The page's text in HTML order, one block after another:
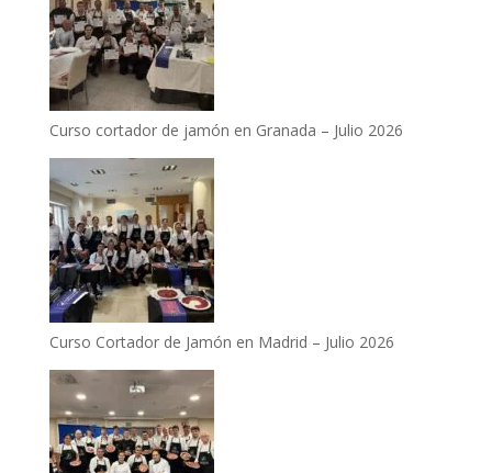
Curso cortador de jamón en Granada – Julio 2026
Curso Cortador de Jamón en Madrid – Julio 2026